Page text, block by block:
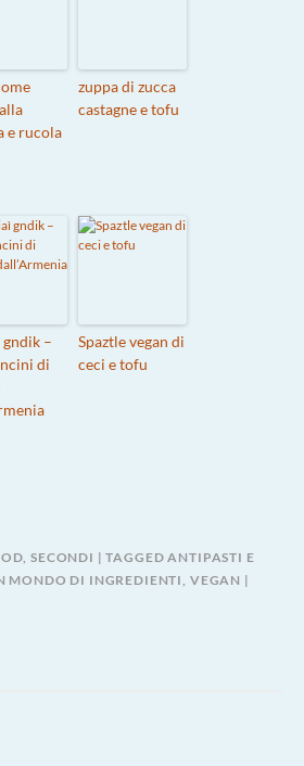
e rucola
zuppa di zucca
castagne e tofu
–
di
Spaztle vegan di
ceci e tofu
,SECONDI TAGGEDANTIPASTI E
MONDO DI INGREDIENTI, VEGAN